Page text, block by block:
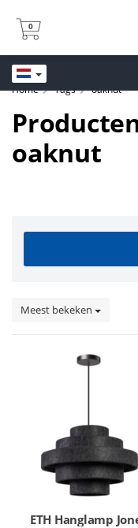
0
0
Home Tags oaknut
oaknut
Meest bekeken
ETH Hanglamp